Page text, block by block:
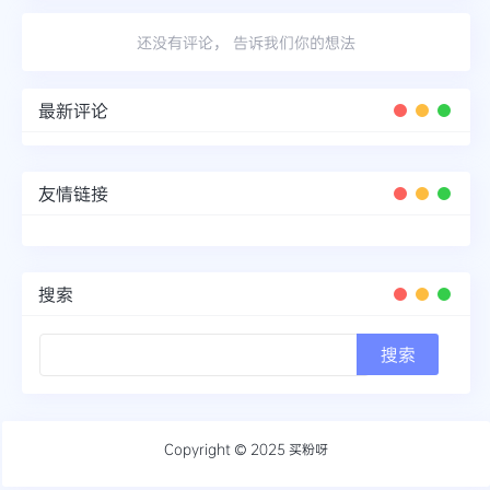
还没有评论， 告诉我们你的想法
最新评论
友情链接
搜索
Copyright © 2025 买粉呀